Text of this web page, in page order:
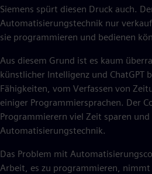
Siemens spürt diesen Druck auch.
Automatisierungstechnik nur
sie programmieren und bedienen
Aus diesem Grund ist es kaum
künstlicher Intelligenz und ChatGPT
Fähigkeiten, vom Verfassen von
einiger Programmiersprachen. Der
Programmierern viel Zeit sparen
Automatisierungstechnik.
Das Problem mit
Arbeit, es zu programmieren,